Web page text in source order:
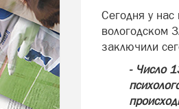
Сегодня у
вологодском
заключили
- Число